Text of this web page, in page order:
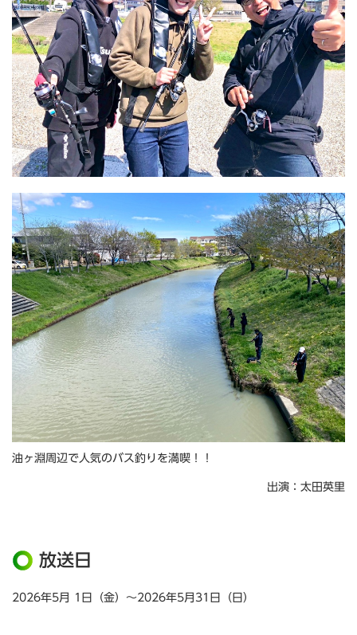
油ヶ淵周辺で人気のバス釣りを満喫！！
出演：太田英里
放送日
2026年5月 1日（金）～2026年5月31日（日）